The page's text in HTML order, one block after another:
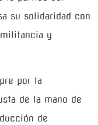
su solidaridad con
y
por la
de la mano de
de